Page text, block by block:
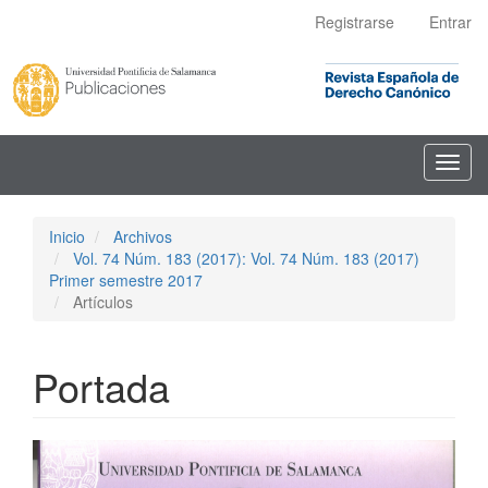
principal
Barra
lateral
Registrarse Entrar
Inicio
Archivos
Vol. 74 Núm. 183 (2017): Vol. 74 Núm. 183 (2017)
Primer semestre 2017
Artículos
Portada
Barra